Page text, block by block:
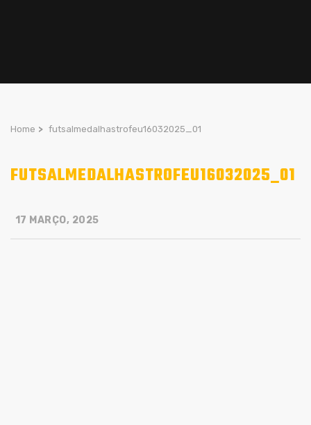
Home > futsalmedalhastrofeu16032025_01
FUTSALMEDALHASTROFEU16032025_01
17 MARÇO, 2025